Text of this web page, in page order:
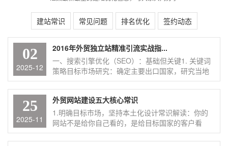
建站常识 常见问题 排名优化 签约动态
02
2025-12
2016年外贸独立站精准引流实战指...
一、搜索引擎优化（SEO）：基础但关键1. 关键词
策略目标市场研究：确定主要出口国家，研究当地
搜索习惯长尾...
25
2025-11
外贸网站建设五大核心常识
1.明确目标市场，坚持本土化设计常识解读：你的
网站不是给你自己看的，是给目标国家的客户看
的。不能用一个...